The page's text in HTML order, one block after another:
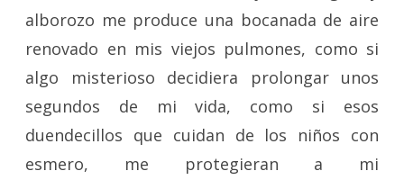
alborozo me produce una bocanada de aire
renovado en mis viejos pulmones, como si
algo misterioso decidiera prolongar unos
segundos de mi vida, como si esos
duendecillos que cuidan de los niños con
esmero, me protegieran a mi